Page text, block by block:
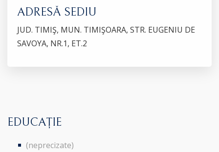
ADRESĂ SEDIU
JUD. TIMIŞ, MUN. TIMIŞOARA, STR. EUGENIU DE
SAVOYA, NR.1, ET.2
EDUCAȚIE
(neprecizate)